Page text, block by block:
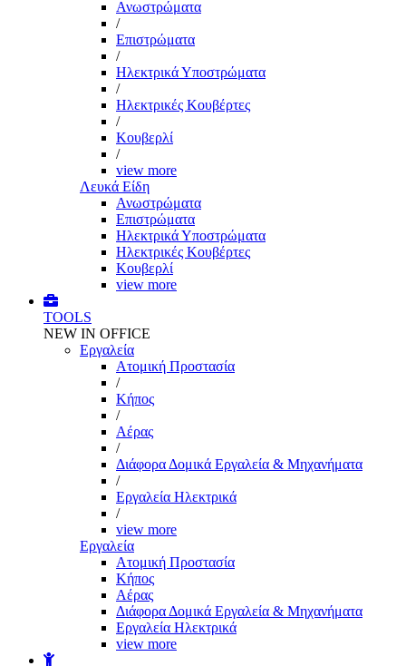
Ανωστρώματα
/
Επιστρώματα
/
Ηλεκτρικά Υποστρώματα
/
Ηλεκτρικές Κουβέρτες
/
Κουβερλί
/
view more
Λευκά Είδη
Ανωστρώματα
Επιστρώματα
Ηλεκτρικά Υποστρώματα
Ηλεκτρικές Κουβέρτες
Κουβερλί
view more
TOOLS
NEW IN OFFICE
Εργαλεία
Aτομική Προστασία
/
Kήπος
/
Αέρας
/
Διάφορα Δομικά Εργαλεία & Μηχανήματα
/
Εργαλεία Ηλεκτρικά
/
view more
Εργαλεία
Aτομική Προστασία
Kήπος
Αέρας
Διάφορα Δομικά Εργαλεία & Μηχανήματα
Εργαλεία Ηλεκτρικά
view more